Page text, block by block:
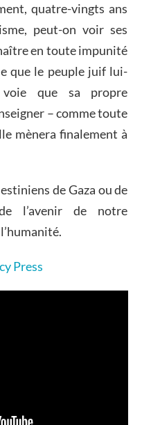
quatre-vingts ans
peut-on voir ses
en toute impunité
que le peuple juif lui-
que sa propre
– comme toute
mènera finalement à
de Gaza ou de
l’avenir de notre
Press